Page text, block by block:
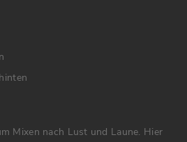
Mixen nach Lust und Laune. Hier